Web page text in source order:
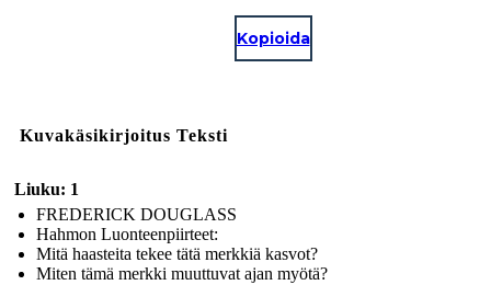
Kopioida
Kuvakäsikirjoitus Teksti
Liuku: 1
FREDERICK DOUGLASS
Hahmon Luonteenpiirteet:
Mitä haasteita tekee tätä merkkiä kasvot?
Miten tämä merkki muuttuvat ajan myötä?